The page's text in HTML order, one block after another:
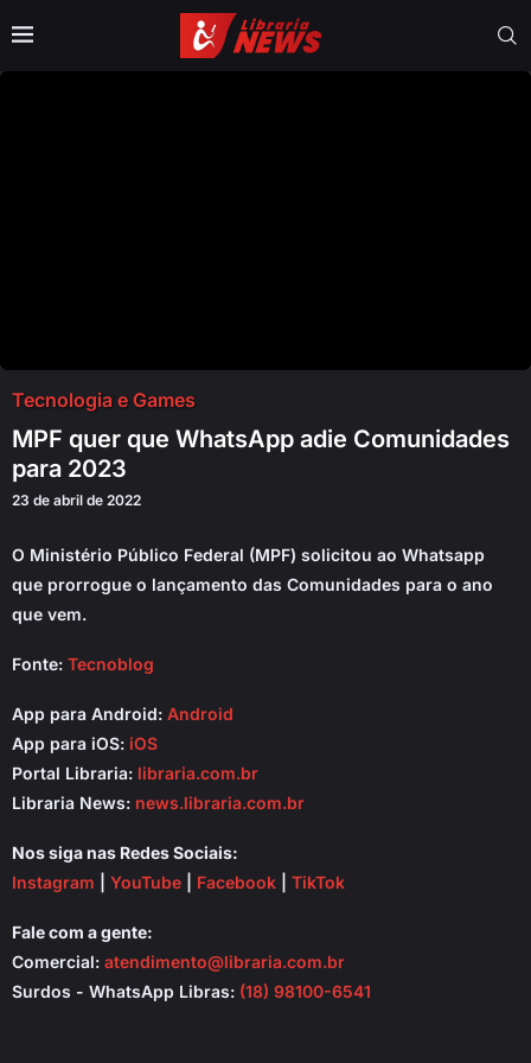
Tecnologia e Games
MPF quer que WhatsApp adie Comunidades
para 2023
23 de abril de 2022
O Ministério Público Federal (MPF) solicitou ao Whatsapp
que prorrogue o lançamento das Comunidades para o ano
que vem.
Fonte: Tecnoblog
App para Android: Android
App para iOS: iOS
Portal Libraria: libraria.com.br
Libraria News: news.libraria.com.br
Nos siga nas Redes Sociais:
Instagram
YouTube Facebook TikTok
Fale com a gente:
Comercial: atendimento@libraria.com.br
Surdos - WhatsApp Libras: (18) 98100-6541